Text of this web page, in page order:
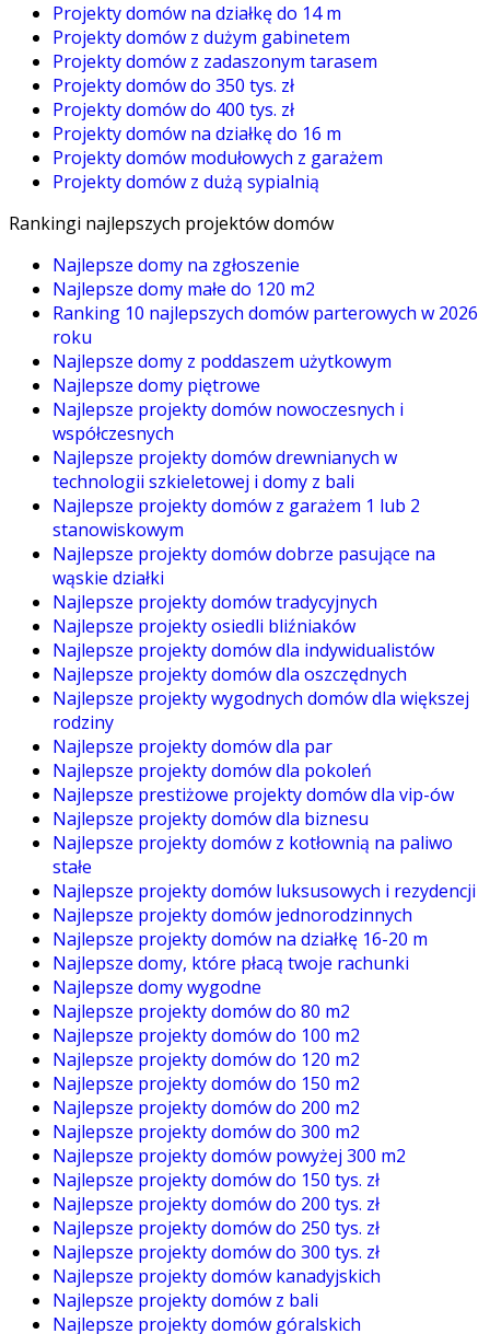
Projekty domów na działkę do 14 m
Projekty domów z dużym gabinetem
Projekty domów z zadaszonym tarasem
Projekty domów do 350 tys. zł
Projekty domów do 400 tys. zł
Projekty domów na działkę do 16 m
Projekty domów modułowych z garażem
Projekty domów z dużą sypialnią
Rankingi najlepszych projektów domów
Najlepsze domy na zgłoszenie
Najlepsze domy małe do 120 m2
Ranking 10 najlepszych domów parterowych w 2026
roku
Najlepsze domy z poddaszem użytkowym
Najlepsze domy piętrowe
Najlepsze projekty domów nowoczesnych i
współczesnych
Najlepsze projekty domów drewnianych w
technologii szkieletowej i domy z bali
Najlepsze projekty domów z garażem 1 lub 2
stanowiskowym
Najlepsze projekty domów dobrze pasujące na
wąskie działki
Najlepsze projekty domów tradycyjnych
Najlepsze projekty osiedli bliźniaków
Najlepsze projekty domów dla indywidualistów
Najlepsze projekty domów dla oszczędnych
Najlepsze projekty wygodnych domów dla większej
rodziny
Najlepsze projekty domów dla par
Najlepsze projekty domów dla pokoleń
Najlepsze prestiżowe projekty domów dla vip-ów
Najlepsze projekty domów dla biznesu
Najlepsze projekty domów z kotłownią na paliwo
stałe
Najlepsze projekty domów luksusowych i rezydencji
Najlepsze projekty domów jednorodzinnych
Najlepsze projekty domów na działkę 16-20 m
Najlepsze domy, które płacą twoje rachunki
Najlepsze domy wygodne
Najlepsze projekty domów do 80 m2
Najlepsze projekty domów do 100 m2
Najlepsze projekty domów do 120 m2
Najlepsze projekty domów do 150 m2
Najlepsze projekty domów do 200 m2
Najlepsze projekty domów do 300 m2
Najlepsze projekty domów powyżej 300 m2
Najlepsze projekty domów do 150 tys. zł
Najlepsze projekty domów do 200 tys. zł
Najlepsze projekty domów do 250 tys. zł
Najlepsze projekty domów do 300 tys. zł
Najlepsze projekty domów kanadyjskich
Najlepsze projekty domów z bali
Najlepsze projekty domów góralskich